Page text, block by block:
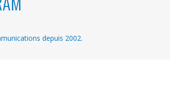
depuis 2002.